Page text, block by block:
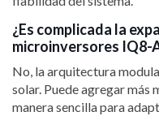
¿Es complicada la
microinversores IQ8-
No, la arquitectura
solar. Puede agregar más
manera sencilla para